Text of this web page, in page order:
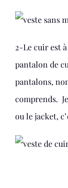
2-Le cuir est
pantalon de
pantalons,
comprends.
ou le jacket,